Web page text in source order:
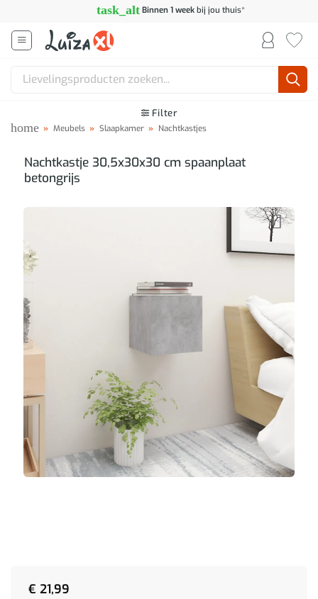
inhoud
task_alt Binnen 1 weekbij jou thuis*
Zoeken
Filter
home » Meubels » Slaapkamer » Nachtkastjes
Nachtkastje 30,5x30x30 cm spaanplaat
betongrijs
€ 21,99